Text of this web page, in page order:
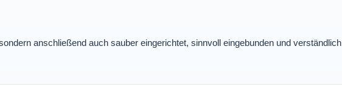
anschließend auch sauber eingerichtet, sinnvoll eingebunden und verständlich